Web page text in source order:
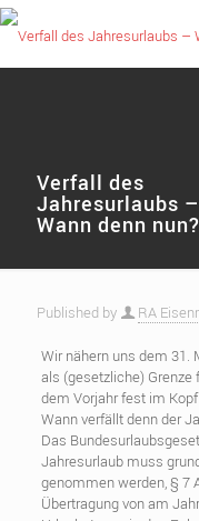
Verfall des
Jahresurlaubs –
Wann denn nun?
Published by RA
Wir nähern uns dem 31.
als (gesetzliche) Grenze
dem Vorjahr fest im
Wann verfällt denn der
Das
Jahresurlaub muss
genommen werden, § 7
Übertragung von am